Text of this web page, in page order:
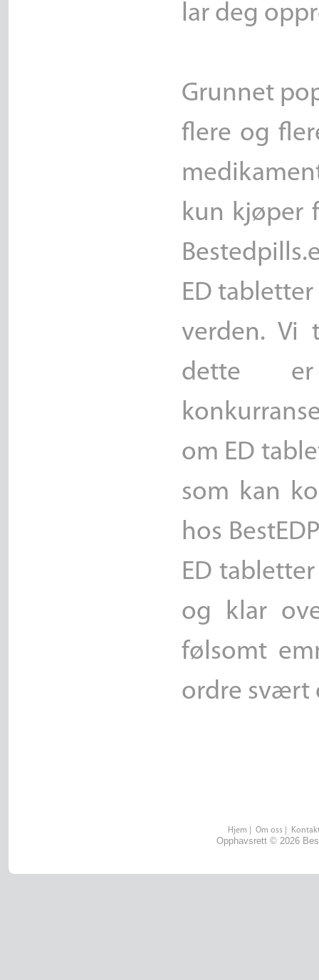
lar deg
Grunnet
flere og
kun kjøper
ED
verden. Vi
dette
om ED
som kan
hos
ED
og klar
følsomt
ordre svært
Hjem Om oss
Opphavsrett © 2026